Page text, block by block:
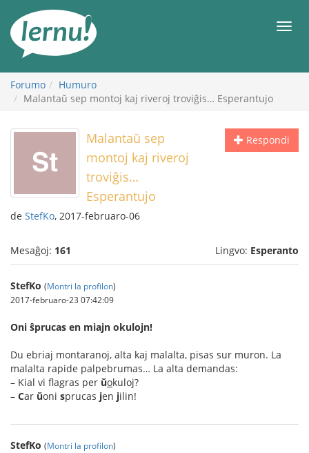
enhavo
Forumo
Humuro
Malantaŭ sep montoj kaj riveroj troviĝis… Esperantujo
Respondi
Malantaŭ sep
montoj kaj riveroj
troviĝis…
Esperantujo
de StefKo, 2017-februaro-06
Mesaĝoj: 161 Lingvo: Esperanto
StefKo (Montri la profilon)
2017-februaro-23 07:42:09
Oni ŝprucas en miajn okulojn!
Du ebriaj montaranoj, alta kaj malalta, pisas sur muron. La
malalta rapide palpebrumas… La alta demandas:
– Kial vi flagras per ŭokuloj?
– Car ŭoni sprucas jen jilin!
StefKo (Montri la profilon)